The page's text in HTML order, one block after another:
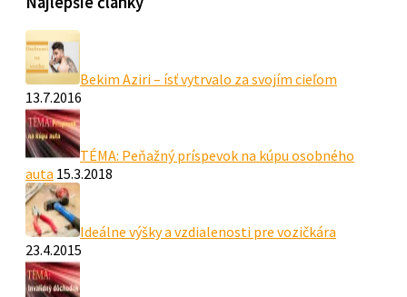
Bekim Aziri – ísť vytrvalo za svojím cieľom
13.7.2016
TÉMA: Peňažný príspevok na kúpu osobného
auta 15.3.2018
Ideálne výšky a vzdialenosti pre vozičkára
23.4.2015